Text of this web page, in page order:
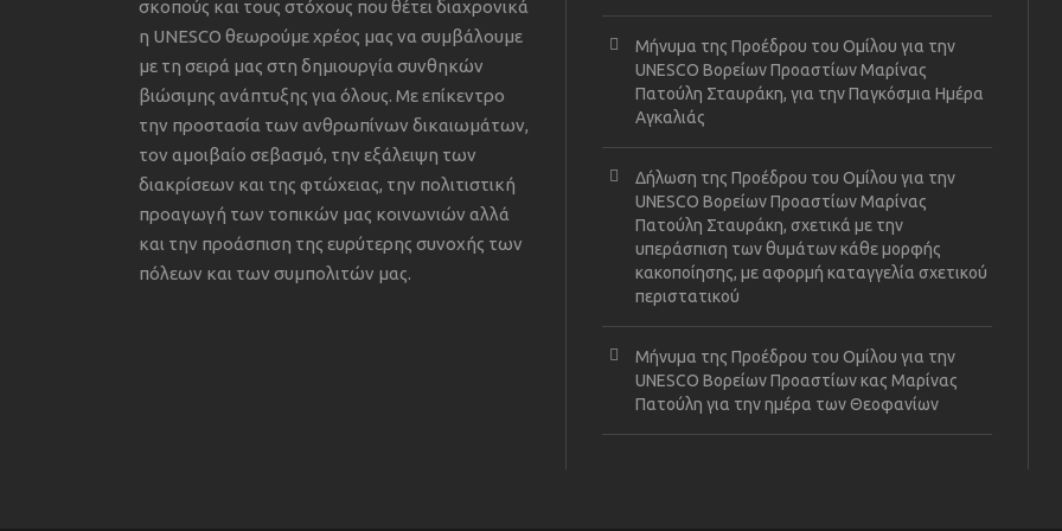
σκοπούς και τους στόχους που θέτει διαχρονικά
η UNESCO θεωρούμε χρέος μας να συμβάλουμε
με τη σειρά μας στη δημιουργία συνθηκών
βιώσιμης ανάπτυξης για όλους. Με επίκεντρο
την προστασία των ανθρωπίνων δικαιωμάτων,
τον αμοιβαίο σεβασμό, την εξάλειψη των
διακρίσεων και της φτώχειας, την πολιτιστική
προαγωγή των τοπικών μας κοινωνιών αλλά
και την προάσπιση της ευρύτερης συνοχής των
πόλεων και των συμπολιτών μας.
Μήνυμα της Προέδρου του Ομίλου για την
UNESCO Βορείων Προαστίων Μαρίνας
Πατούλη Σταυράκη, για την Παγκόσμια Ημέρα
Αγκαλιάς
Δήλωση της Προέδρου του Ομίλου για την
UNESCO Βορείων Προαστίων Μαρίνας
Πατούλη Σταυράκη, σχετικά με την
υπεράσπιση των θυμάτων κάθε μορφής
κακοποίησης, με αφορμή καταγγελία σχετικού
περιστατικού
Μήνυμα της Προέδρου του Ομίλου για την
UNESCO Βορείων Προαστίων κας Μαρίνας
Πατούλη για την ημέρα των Θεοφανίων